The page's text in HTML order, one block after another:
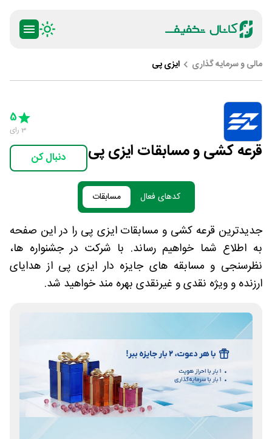
مالی و سرمایه گذاری ایزی پی
قرعه کشی و مسابقات ایزی پی
5 Stars
5
3 رای
دنبال کن
کدهای فعال مسابقات
جدیدترین قرعه کشی و مسابقات ایزی پی را در این صفحه
به اطلاع شما خواهیم رساند. با شرکت در جشنواره ها،
نظرسنجی و مسابقه های جایزه دار ایزی پی از هدایای
ارزنده و ویژه نقدی و غیرنقدی بهره مند خواهید شد.